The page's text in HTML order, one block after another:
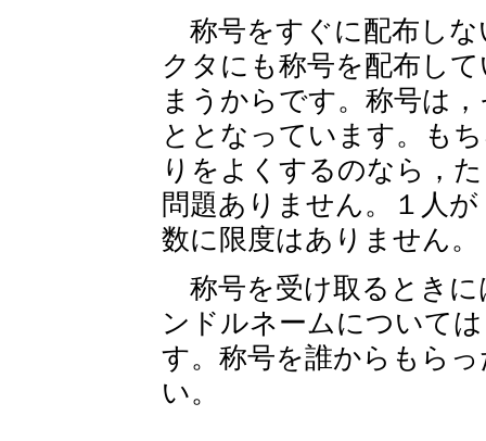
称号をすぐに配布しな
クタにも称号を配布し
まうからです。称号は
ととなっています。も
りをよくするのなら，
問題ありません。１人
数に限度はありません。
称号を受け取るときに
ンドルネームについて
す。称号を誰からもら
い。